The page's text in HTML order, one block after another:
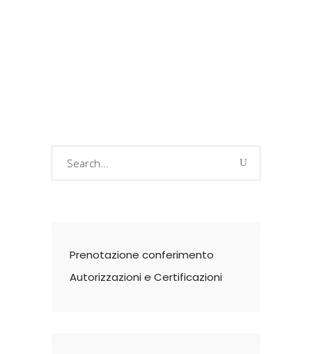
Prenotazione conferimento
Autorizzazioni e Certificazioni